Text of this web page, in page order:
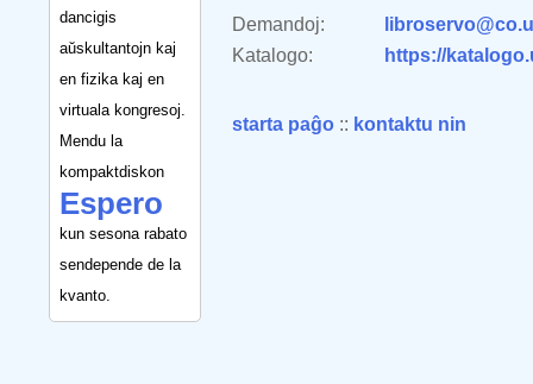
dancigis
aŭskultantojn kaj
en fizika kaj en
virtuala kongresoj.
Mendu la
kompaktdiskon
Espero
kun sesona rabato
sendepende de la
kvanto.
Demandoj:
Katalogo:
https://
starta paĝo :: kontaktu nin